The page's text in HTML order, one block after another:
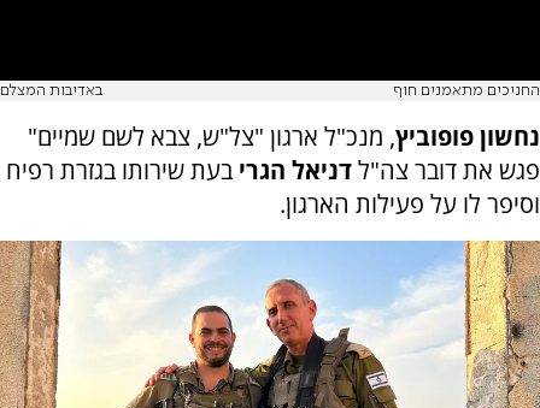
החניכים מתאמנים חוף באדיבות המצלם
נחשון פופוביץ, מנכ"ל ארגון "צל"ש, צבא לשם שמיים"
פגש את דובר צה"לדניאל הגרי בעת שירותו בגזרת רפיח
וסיפר לו על פעילות הארגון.